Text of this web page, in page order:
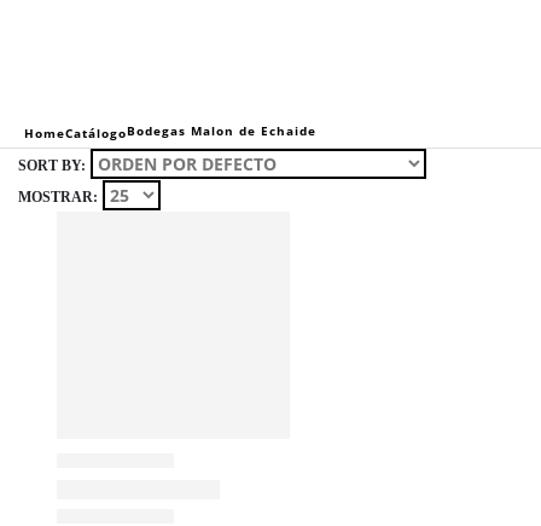
HomeCatálogoBodegas Malon de Echaide
SORT BY:
MOSTRAR: